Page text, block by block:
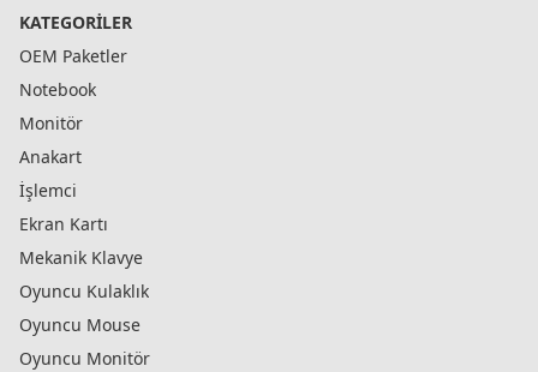
KATEGORILER
OEM Paketler
Notebook
Monitör
Anakart
İşlemci
Ekran Kartı
Mekanik Klavye
Oyuncu Kulaklık
Oyuncu Mouse
Oyuncu Monitör